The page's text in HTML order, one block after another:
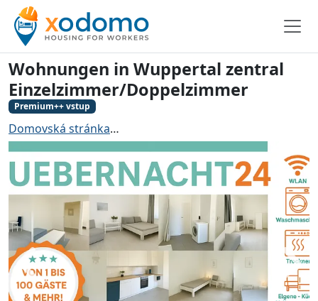
Wohnungen in Wuppertal zentral
Einzelzimmer/Doppelzimmer
Premium++ vstup
Domovská stránka
Zadní Dále